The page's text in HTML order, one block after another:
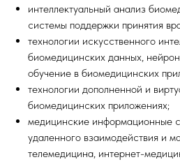
интеллектуальный анализ
системы поддержки принятия
технологии искусственного
биомедицинских данных,
обучение в биомедицинских
технологии дополненной и
биомедицинских приложениях;
медицинские информационные
удаленного взаимодействия и
телемедицина, интернет-